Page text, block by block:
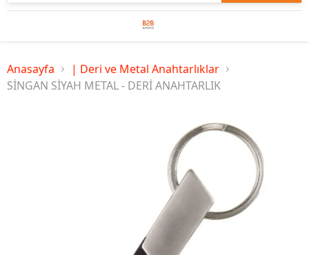
Anasayfa
| Deri ve Metal Anahtarlıklar
SİNGAN SİYAH METAL - DERİ ANAHTARLIK